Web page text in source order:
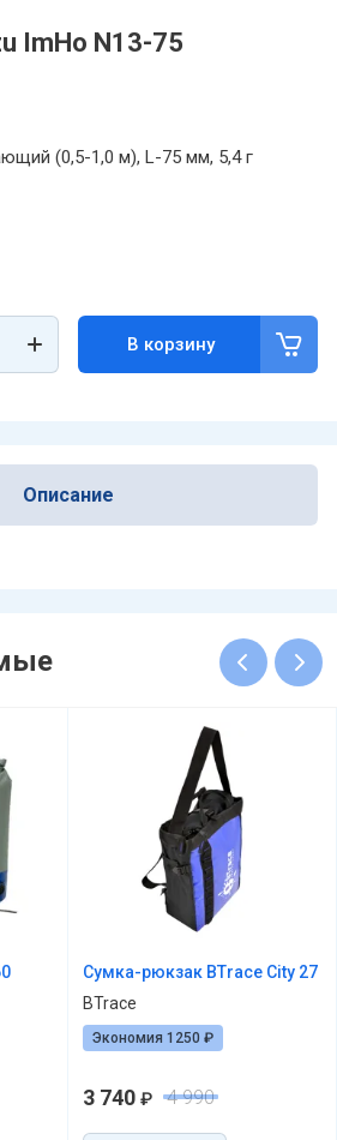
ImHo N13-75
(0,5-1,0 м), L-75 мм, 5,4 г
В корзину
Описание
Сумка-рюкзак BTrace City 27
BTrace
Экономия 1250 ₽
3 740 ₽ 4 990